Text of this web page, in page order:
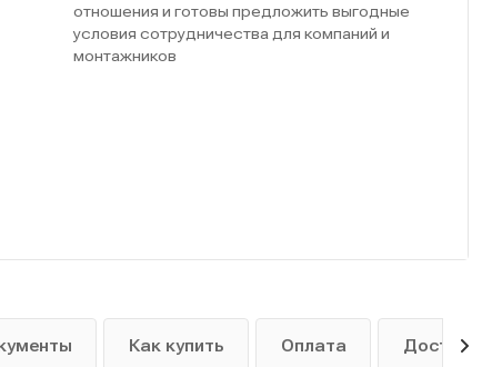
отношения и готовы предложить выгодные
условия сотрудничества для компаний и
монтажников
Как купить Оплата Доставка